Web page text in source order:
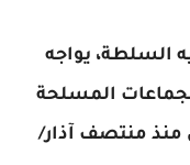
السلطة، يواجه
المسلحة
وعسكري منذ منتصف آذار/